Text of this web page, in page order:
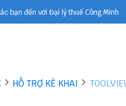
bạn đến với Đại lý thuế Công Minh
HỖ TRỢ KÊ KHAI